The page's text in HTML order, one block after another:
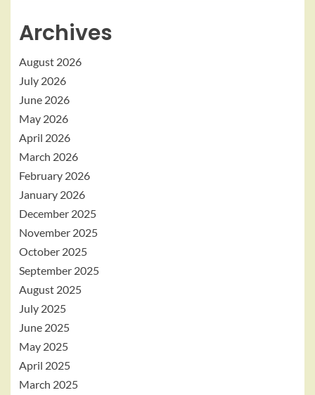
Archives
August 2026
July 2026
June 2026
May 2026
April 2026
March 2026
February 2026
January 2026
December 2025
November 2025
October 2025
September 2025
August 2025
July 2025
June 2025
May 2025
April 2025
March 2025